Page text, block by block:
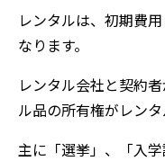
レンタルは、初期費
なります。
レンタル会社と契約
ル品の所有権がレンタ
主に「選挙」、「入